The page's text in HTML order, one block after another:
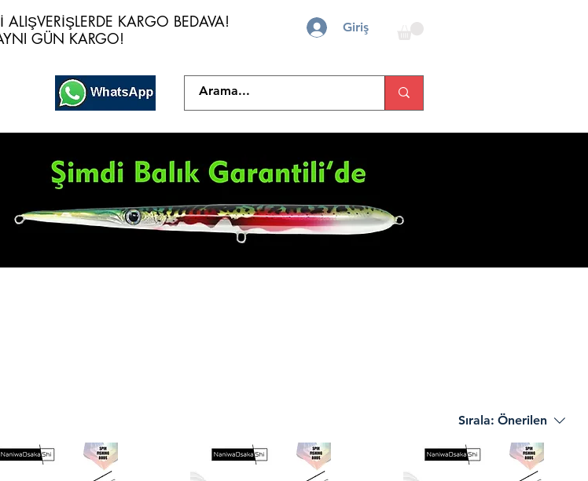
ALIŞVERİŞLERDE KARGO BEDAVA!
GÜN KARGO!
ALIŞVERİŞLERDE KARGO BEDAVA!
GÜN KARGO!
Giriş
Sırala: Önerilen